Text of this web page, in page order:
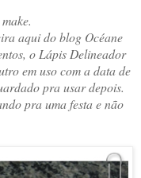
aqui do blog Océane
o Lápis Delineador
em uso com a data de
pra usar depois.
pra uma festa e não